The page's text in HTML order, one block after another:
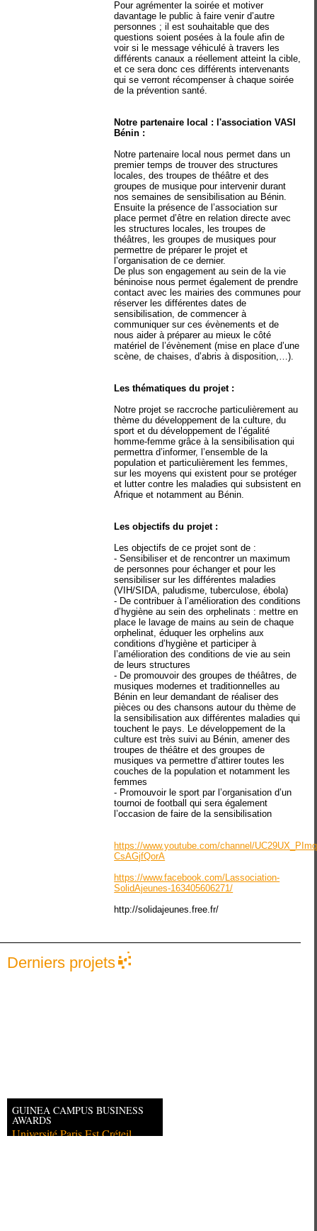
Pour agrémenter la soirée et motiver
davantage le public à faire venir d’autre
personnes ; il est souhaitable que des
questions soient posées à la foule afin de
voir si le message véhiculé à travers les
différents canaux a réellement atteint la cible,
et ce sera donc ces différents intervenants
qui se verront récompenser à chaque soirée
de la prévention santé.
Notre partenaire local : l'association VASI
Bénin :
Notre partenaire local nous permet dans un
premier temps de trouver des structures
locales, des troupes de théâtre et des
groupes de musique pour intervenir durant
nos semaines de sensibilisation au Bénin.
Ensuite la présence de l’association sur
place permet d’être en relation directe avec
les structures locales, les troupes de
théâtres, les groupes de musiques pour
permettre de préparer le projet et
l’organisation de ce dernier.
De plus son engagement au sein de la vie
béninoise nous permet également de prendre
contact avec les mairies des communes pour
réserver les différentes dates de
sensibilisation, de commencer à
communiquer sur ces évènements et de
nous aider à préparer au mieux le côté
matériel de l’évènement (mise en place d’une
scène, de chaises, d’abris à disposition,…).
Les thématiques du projet :
Notre projet se raccroche particulièrement au
thème du développement de la culture, du
sport et du développement de l’égalité
homme-femme grâce à la sensibilisation qui
permettra d’informer, l’ensemble de la
population et particulièrement les femmes,
sur les moyens qui existent pour se protéger
et lutter contre les maladies qui subsistent en
Afrique et notamment au Bénin.
Les objectifs du projet :
Les objectifs de ce projet sont de :
- Sensibiliser et de rencontrer un maximum
de personnes pour échanger et pour les
sensibiliser sur les différentes maladies
(VIH/SIDA, paludisme, tuberculose, ébola)
- De contribuer à l’amélioration des conditions
d’hygiène au sein des orphelinats : mettre en
place le lavage de mains au sein de chaque
orphelinat, éduquer les orphelins aux
conditions d’hygiène et participer à
l’amélioration des conditions de vie au sein
de leurs structures
- De promouvoir des groupes de théâtres, de
musiques modernes et traditionnelles au
Bénin en leur demandant de réaliser des
pièces ou des chansons autour du thème de
la sensibilisation aux différentes maladies qui
touchent le pays. Le développement de la
culture est très suivi au Bénin, amener des
troupes de théâtre et des groupes de
musiques va permettre d’attirer toutes les
couches de la population et notamment les
femmes
- Promouvoir le sport par l’organisation d’un
tournoi de football qui sera également
l’occasion de faire de la sensibilisation
https://www.youtube.com/channel/
CsAGjfQorA
https://www.facebook.com/Lassociation-
SolidAjeunes-163405606271/
http://solidajeunes.free.fr/
Derniers projets
GUINEA CAMPUS BUSINESS
AWARDS
Université Paris Est Créteil